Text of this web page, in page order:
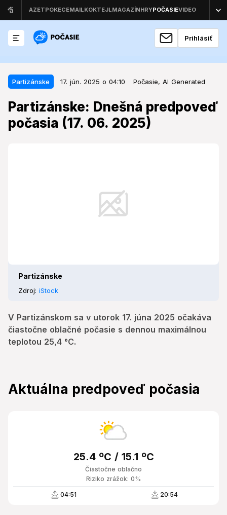
Prihlásiť
Partizánske 17. jún. 2025 o 04:10 Počasie, AI Generated
Partizánske: Dnešná predpoveď
počasia (17. 06. 2025)
Partizánske
Zdroj: iStock
V Partizánskom sa v utorok 17. júna 2025 očakáva
čiastočne oblačné počasie s dennou maximálnou
teplotou 25,4 °C.
Partizánske 17. jún. 2025 o 04:10
Partizánske: Dnešná predpoveď
počasia (17. 06. 2025)
Aktuálna predpoveď počasia
Čiastočne oblačno
25.4 ºC / 15.1 ºC
Riziko zrážok: 0%
04:51 20:54